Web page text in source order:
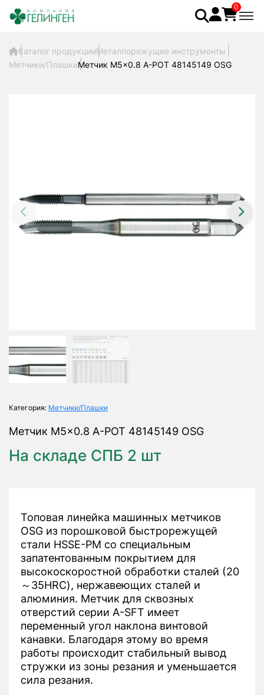
0
Каталог продукцииМеталлорежущие инструменты
Метчики/ПлашкиМетчик M5x0.8 A-POT 48145149 OSG
Категория: Метчики/Плашки
Метчик M5x0.8 A-POT 48145149 OSG
На складе СПБ 2 шт
Топовая линейка машинных метчиков
OSG из порошковой быстрорежущей
стали HSSE-PM со специальным
запатентованным покрытием для
высокоскоростной обработки сталей (20
～35HRC), нержавеющих сталей и
алюминия. Метчик для сквозных
отверстий серии A-SFT имеет
переменный угол наклона винтовой
канавки. Благодаря этому во время
работы происходит стабильный вывод
стружки из зоны резания и уменьшается
сила резания.